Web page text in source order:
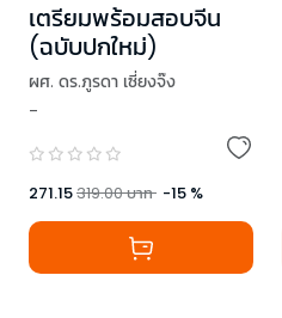
เตรียมพร้อมสอบจีน
(ฉบับปกใหม่)
ผศ. ดร.ภูรดา เซี่ยงจ๊ง
-
271.15319.00บาท -15 %